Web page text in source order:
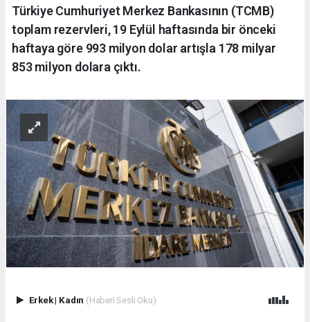
Türkiye Cumhuriyet Merkez Bankasının (TCMB)
toplam rezervleri, 19 Eylül haftasında bir önceki
haftaya göre 993 milyon dolar artışla 178 milyar
853 milyon dolara çıktı.
Erkek| Kadın (Haberi Sesli Oku)